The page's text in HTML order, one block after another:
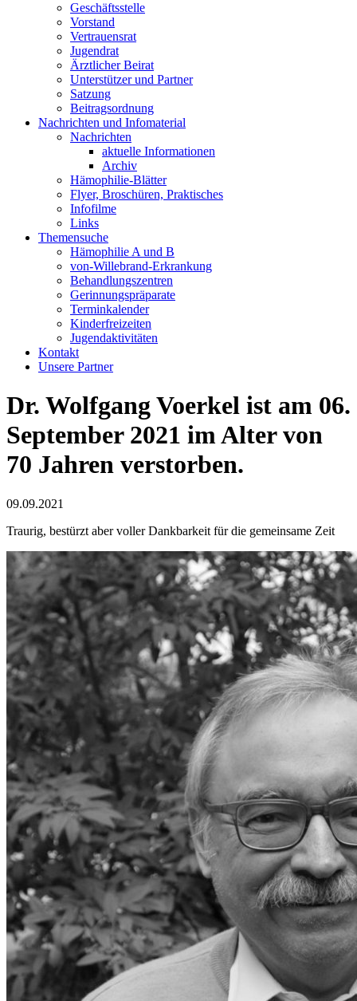
Geschäftsstelle
Vorstand
Vertrauensrat
Jugendrat
Ärztlicher Beirat
Unterstützer und Partner
Satzung
Beitragsordnung
Nachrichten und Infomaterial
Nachrichten
aktuelle Informationen
Archiv
Hämophilie-Blätter
Flyer, Broschüren, Praktisches
Infofilme
Links
Themensuche
Hämophilie A und B
von-Willebrand-Erkrankung
Behandlungszentren
Gerinnungspräparate
Terminkalender
Kinderfreizeiten
Jugendaktivitäten
Kontakt
Unsere Partner
Dr. Wolfgang Voerkel ist am 06.
September 2021 im Alter von
70 Jahren verstorben.
09.09.2021
Traurig, bestürzt aber voller Dankbarkeit für die gemeinsame Zeit